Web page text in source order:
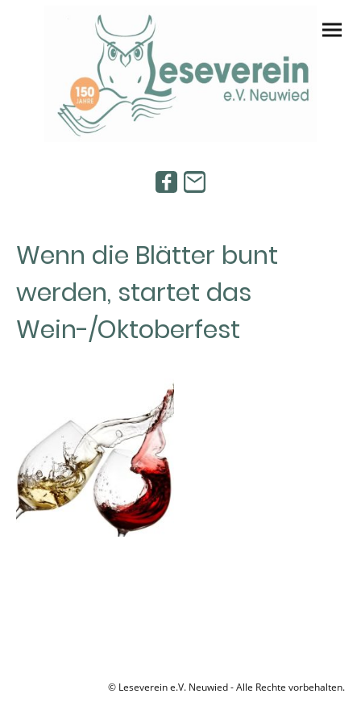
Wenn die Blätter bunt
werden, startet das
Wein-/Oktoberfest
© Leseverein e.V. Neuwied - Alle Rechte vorbehalten.